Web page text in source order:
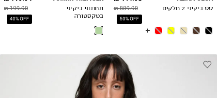
889.90 ₪
50% OFF
סט ביקיני 2 חלקים 199.90 ₪
40% OFF
תחתוני ביקיני
בטקסטורה